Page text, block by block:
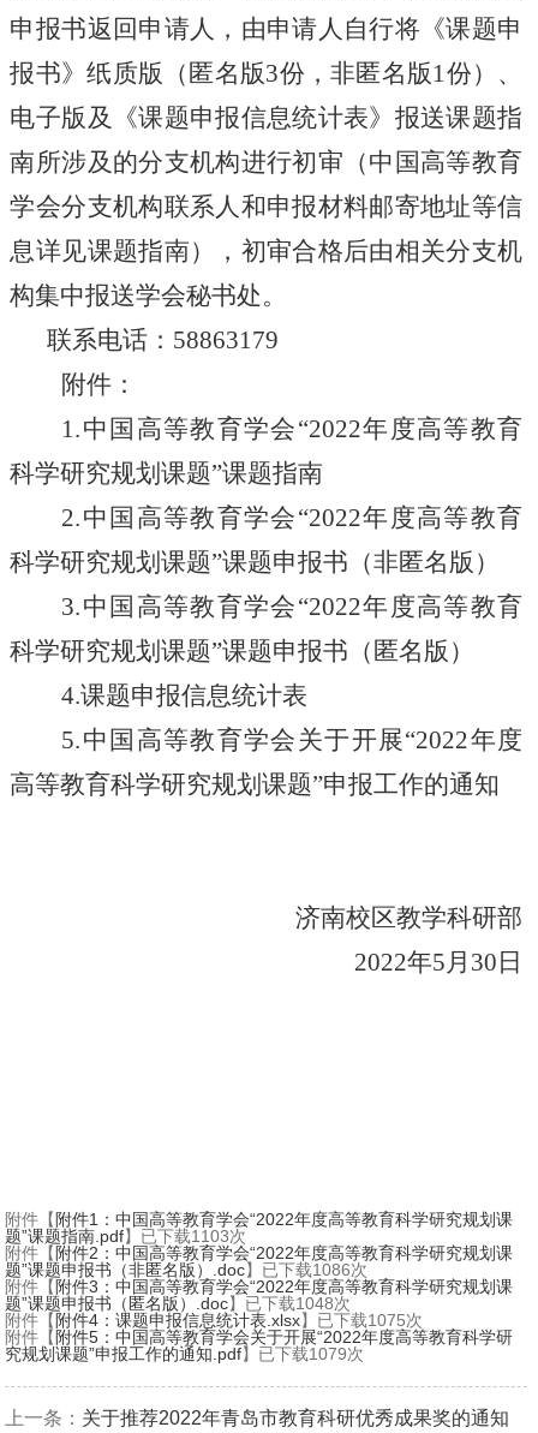
申报书返回申请人，由申请人自行将《课题申
报书》纸质版（匿名版3份，非匿名版1份）、
电子版及《课题申报信息统计表》报送课题指
南所涉及的分支机构进行初审（中国高等教育
学会分支机构联系人和申报材料邮寄地址等信
息详见课题指南），初审合格后由相关分支机
构集中报送学会秘书处。
联系电话： 58863179
附件：
1.中国高等教育学会“2022年度高等教育
科学研究规划课题”课题指南
2.中国高等教育学会“2022年度高等教育
科学研究规划课题”课题申报书（非匿名版）
3.中国高等教育学会“2022年度高等教育
科学研究规划课题”课题申报书（匿名版）
4.课题申报信息统计表
5.中国高等教育学会关于开展“2022年度
高等教育科学研究规划课题”申报工作的通知
济南校区教学科研部
2022年5月30日
附件【 附件1：中国高等教育学会“2022年度高等教育科学研究规划课
题”课题指南.pdf】已下载1103次
附件【 附件2：中国高等教育学会“2022年度高等教育科学研究规划课
题”课题申报书（非匿名版）.doc】已下载1086次
附件【 附件3：中国高等教育学会“2022年度高等教育科学研究规划课
题”课题申报书（匿名版）.doc】已下载1048次
附件【 附件4：课题申报信息统计表.xlsx】已下载1075次
附件【 附件5：中国高等教育学会关于开展“2022年度高等教育科学研
究规划课题”申报工作的通知.pdf】已下载1079次
上一条： 关于推荐2022年青岛市教育科研优秀成果奖的通知